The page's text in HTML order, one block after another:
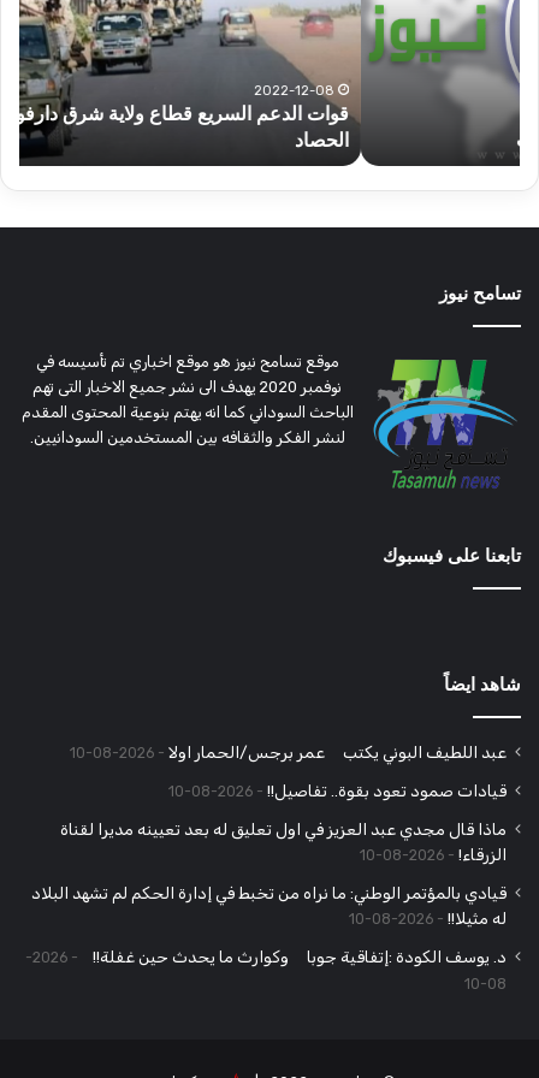
ولاية
شرق
دارفور
تؤمن
موسم
الحصاد
2022-12-08
قوات الدعم السريع قطاع ولاية شرق دارفور تؤمن موسم
الحصاد
تسامح نيوز
موقع تسامح نيوز هو موقع اخباري تم تأسيسه في
نوفمبر 2020 يهدف الى نشر جميع الاخبار التى تهم
الباحث السوداني كما انه يهتم بنوعية المحتوى المقدم
لنشر الفكر والثقافه بين المستخدمين السودانيين.
تابعنا على فيسبوك
شاهد ايضاً
عبد اللطيف البوني يكتب عمر برجس/الحمار اولا 2026-08-10
قيادات صمود تعود بقوة.. تفاصيل!! 2026-08-10
ماذا قال مجدي عبد العزيز في اول تعليق له بعد تعيينه مديرا لقناة
الزرقاء!
2026-08-10
قيادي بالمؤتمر الوطني: ما نراه من تخبط في إدارة الحكم لم تشهد البلاد
له مثيلا!!
2026-08-10
د. يوسف الكودة :إتفاقية جوبا وكوارث ما يحدث حين غفلة!!
2026-
08-10